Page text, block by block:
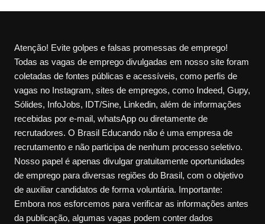
Atenção! Evite golpes e falsas promessas de emprego!
Todas as vagas de emprego divulgadas em nosso site foram
coletadas de fontes públicas e acessíveis, como perfis de
vagas no Instagram, sites de empregos, como Indeed, Gupy,
Sólides, InfoJobs, IDT/Sine, Linkedin, além de informações
recebidas por e-mail, whatsApp ou diretamente de
recrutadores. O Brasil Educando não é uma empresa de
recrutamento e não participa de nenhum processo seletivo.
Nosso papel é apenas divulgar gratuitamente oportunidades
de emprego para diversas regiões do Brasil, com o objetivo
de auxiliar candidatos de forma voluntária. Importante:
Embora nos esforcemos para verificar as informações antes
da publicação, algumas vagas podem conter dados